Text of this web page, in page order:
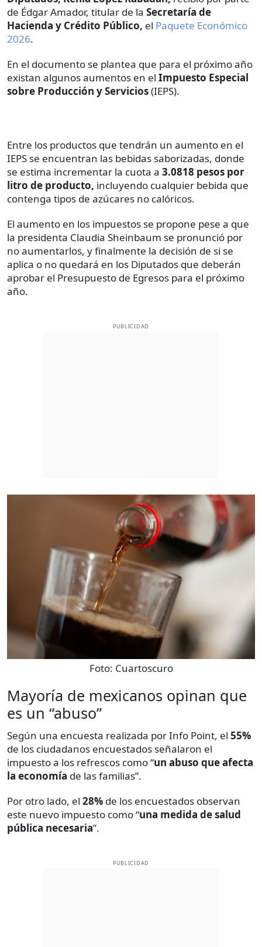
de Édgar Amador, titular de la Secretaría de
Hacienda y Crédito Público, el Paquete Económico
2026.
En el documento se plantea que para el próximo año
existan algunos aumentos en el Impuesto Especial
sobre Producción y Servicios(IEPS).
Entre los productos que tendrán un aumento en el
IEPS se encuentran las bebidas saborizadas, donde
se estima incrementar la cuota a 3.0818 pesos por
litro de producto, incluyendo cualquier bebida que
contenga tipos de azúcares no calóricos.
El aumento en los impuestos se propone pese a que
la presidenta Claudia Sheinbaum se pronunció por
no aumentarlos, y finalmente la decisión de si se
aplica o no quedará en los Diputados que deberán
aprobar el Presupuesto de Egresos para el próximo
año.
PUBLICIDAD
Foto: Cuartoscuro
Mayoría de mexicanos opinan que
es un “abuso”
Según una encuesta realizada por Info Point, el 55%
de los ciudadanos encuestados señalaron el
impuesto a los refrescos como “un abuso que afecta
la economía de las familias”.
Por otro lado, el 28% de los encuestados observan
este nuevo impuesto como “una medida de salud
pública necesaria”.
PUBLICIDAD